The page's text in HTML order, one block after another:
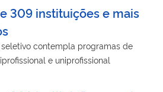
309 instituições e mais
seletivo contempla programas de
e uniprofissional